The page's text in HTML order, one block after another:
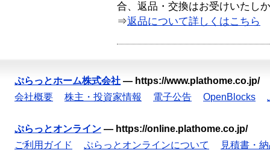
合、返品・交換はお受けいたし
⇒返品について詳しくはこちら
ぷらっとホーム株式会社 — https://www.plathome.co.jp/
会社概要
株主・投資家情報 電子公告 OpenBlocks
ぷらっとオンライン — https://online.plathome.co.jp/
ご利用ガイド
ぷらっとオンラインについて
見積書・